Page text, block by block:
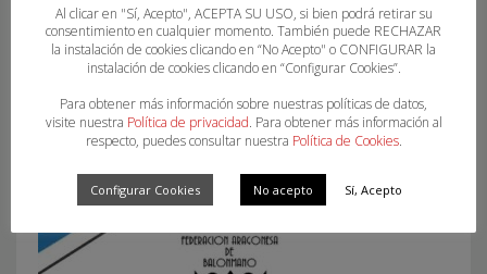
CAMPUS DE NAVIDAD. BM ALMOGAVAR
Al clicar en "Sí, Acepto", ACEPTA SU USO, si bien podrá retirar su
consentimiento en cualquier momento. También puede RECHAZAR
la instalación de cookies clicando en “No Acepto" o CONFIGURAR la
instalación de cookies clicando en “Configurar Cookies”.
Para obtener más información sobre nuestras políticas de datos,
visite nuestra Política de privacidad. Para obtener más información al
respecto, puedes consultar nuestra Política de Cookies.
Configurar Cookies No acepto Sí, Acepto